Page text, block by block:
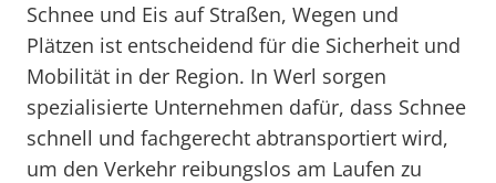
Schnee und Eis auf Straßen, Wegen und
Plätzen ist entscheidend für die Sicherheit und
Mobilität in der Region. In Werl sorgen
spezialisierte Unternehmen dafür, dass Schnee
schnell und fachgerecht abtransportiert wird,
um den Verkehr reibungslos am Laufen zu